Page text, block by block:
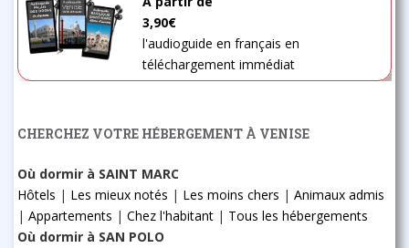
3,90€
l'audioguide en français en
téléchargement immédiat
CHERCHEZ VOTRE HÉBERGEMENT À VENISE
Où dormir à SAINT MARC
Hôtels | Les mieux notés | Les moins chers | Animaux admis
| Appartements | Chez l'habitant | Tous les hébergements
Où dormir à SAN POLO